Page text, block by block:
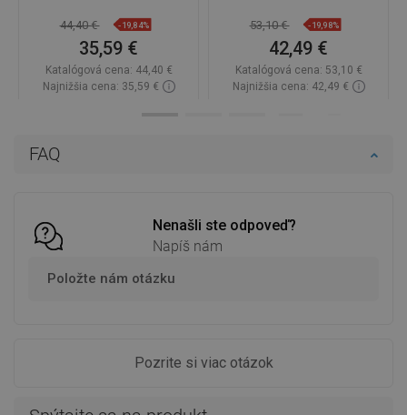
FAQ
Nenašli ste odpoveď?
Napíš nám
Položte nám otázku
Pozrite si viac otázok
44,40 € -19,84%
35,59 €
Katalógová cena: 44,40 €
Najnižšia cena: 35,59 €
53,10 € -19,98%
42,49 €
Katalógová cena: 53,10 €
Najnižšia cena: 42,49 €